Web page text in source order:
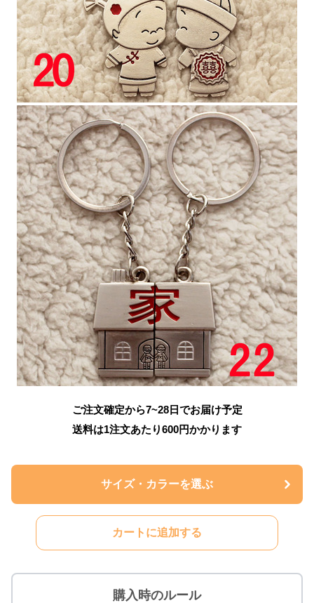
ご注文確定から7~28日でお届け予定
送料は1注文あたり600円かかります
サイズ・カラーを選ぶ
カートに追加する
購入時のルール